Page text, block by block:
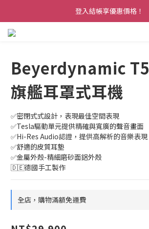
登入結帳享優惠價格！
Beyerdynamic
旗艦耳罩式耳機
✅密閉式式設計，表現最佳空間表現
✅Tesla驅動單元提供精確與寬廣的聲音畫面
✅Hi-Res Audio認證，提供高解析的音樂表現
✅舒適的皮質耳墊
✅金屬外殼-精細磨砂面鋁外殼
🇩🇪德國手工製作
全店，購物滿額免運費